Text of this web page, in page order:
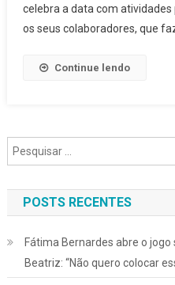
Com
Atividade
celebra a data com
os seus colaboradores, que
Continue lendo
POSTS RECENTES
Fátima Bernardes abre o
Beatriz: “Não quero colocar